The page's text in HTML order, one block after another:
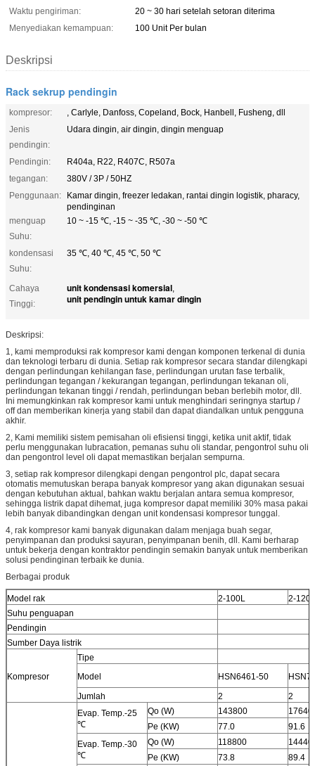
Waktu pengiriman:
20 ~ 30 hari setelah setoran diterima
Menyediakan kemampuan:
100 Unit Per bulan
Deskripsi
Rack sekrup pendingin
kompresor:
, Carlyle, Danfoss, Copeland, Bock, Hanbell, Fusheng, dll
Jenis
pendingin:
Udara dingin, air dingin, dingin menguap
Pendingin:
R404a, R22, R407C, R507a
tegangan:
380V / 3P / 50HZ
Penggunaan:
Kamar dingin, freezer ledakan, rantai dingin logistik, pharacy,
pendinginan
menguap
Suhu:
10 ~ -15 ℃, -15 ~ -35 ℃, -30 ~ -50 ℃
kondensasi
Suhu:
35 ℃, 40 ℃, 45 ℃, 50 ℃
Cahaya
Tinggi:
unit kondensasi komersial,
unit pendingin untuk kamar dingin
Deskripsi:
1, kami memproduksi rak kompresor kami dengan komponen terkenal di dunia
dan teknologi terbaru di dunia. Setiap rak kompresor secara standar dilengkapi
dengan perlindungan kehilangan fase, perlindungan urutan fase terbalik,
perlindungan tegangan / kekurangan tegangan, perlindungan tekanan oli,
perlindungan tekanan tinggi / rendah, perlindungan beban berlebih motor, dll.
Ini memungkinkan rak kompresor kami untuk menghindari seringnya startup /
off dan memberikan kinerja yang stabil dan dapat diandalkan untuk pengguna
akhir.
2, Kami memiliki sistem pemisahan oli efisiensi tinggi, ketika unit aktif, tidak
perlu menggunakan lubracation, pemanas suhu oli standar, pengontrol suhu oli
dan pengontrol level oli dapat memastikan berjalan sempurna.
3, setiap rak kompresor dilengkapi dengan pengontrol plc, dapat secara
otomatis memutuskan berapa banyak kompresor yang akan digunakan sesuai
dengan kebutuhan aktual, bahkan waktu berjalan antara semua kompresor,
sehingga listrik dapat dihemat, juga kompresor dapat memiliki 30% masa pakai
lebih banyak dibandingkan dengan unit kondensasi kompresor tunggal.
4, rak kompresor kami banyak digunakan dalam menjaga buah segar,
penyimpanan dan produksi sayuran, penyimpanan benih, dll. Kami berharap
untuk bekerja dengan kontraktor pendingin semakin banyak untuk memberikan
solusi pendinginan terbaik ke dunia.
Berbagai produk
Model rak 2-100L
2-120L
Suhu penguapan
Pendingin
Sumber Daya listrik
Kompresor
Tipe
Model
HSN6461-50
Jumlah
2 2
Evap. Temp.-25
℃
Qo (W) 143800
Pe (KW)
77.0
91.6
Evap. Temp.-30
℃
Qo (W) 118800
Pe (KW)
73.8
89.4